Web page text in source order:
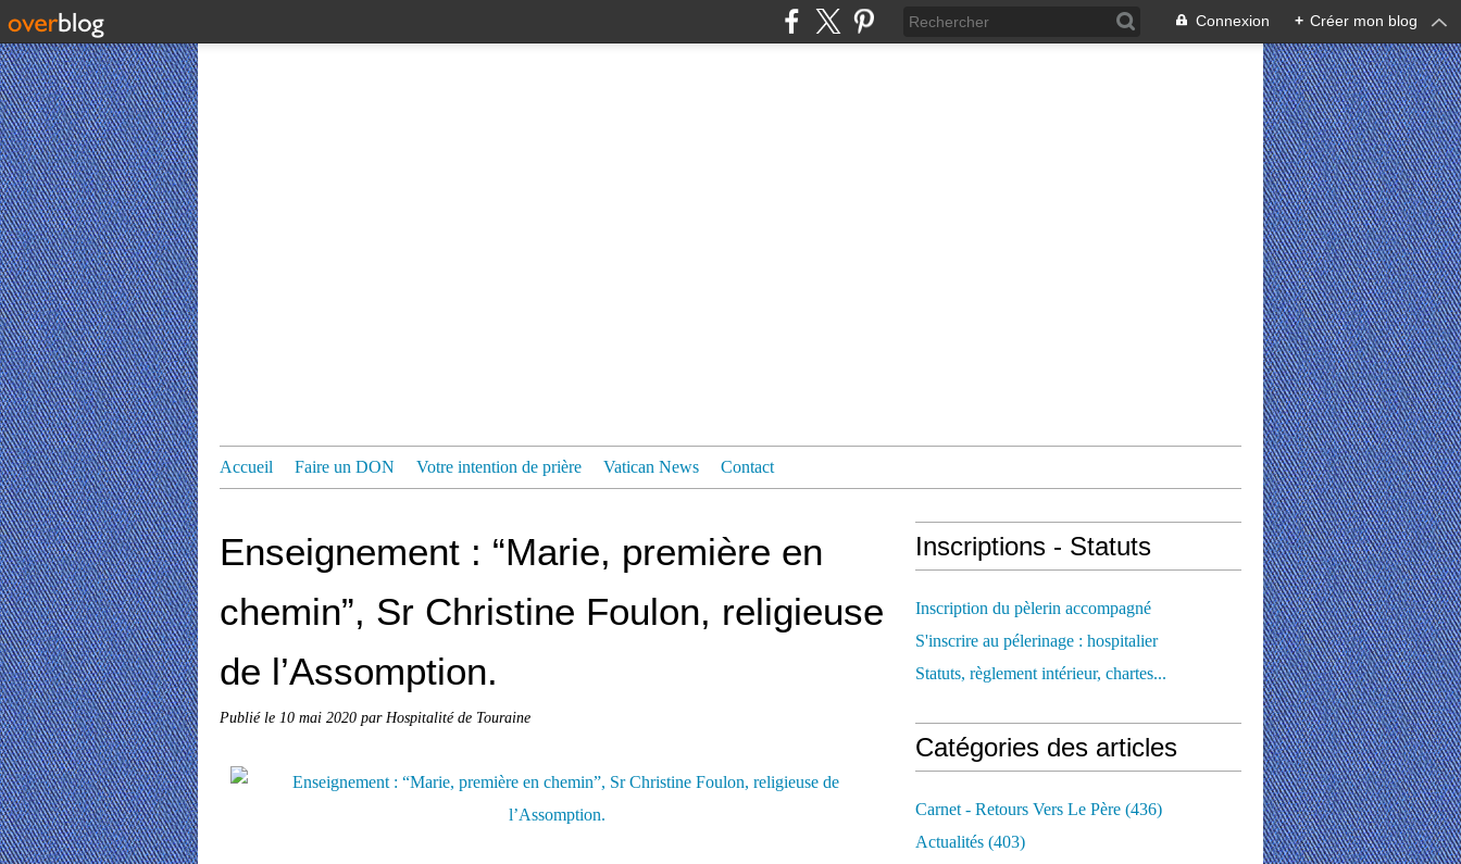
Connexion + Créer mon blog
Accueil Faire un DON Votre intention de prière Vatican News Contact
Enseignement : “Marie, première en
chemin”, Sr Christine Foulon, religieuse
de l’Assomption.
Publié le 10 mai 2020 par Hospitalité de Touraine
Inscriptions - Statuts
Inscription du pèlerin accompagné
S'inscrire au pélerinage : hospitalier
Statuts, règlement intérieur, chartes...
Catégories des articles
Carnet - Retours Vers Le Père (436)
Actualités (403)